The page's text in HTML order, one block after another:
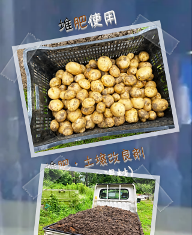
​堆肥使用
​堆肥・土壌改良剤
（微生物資材）